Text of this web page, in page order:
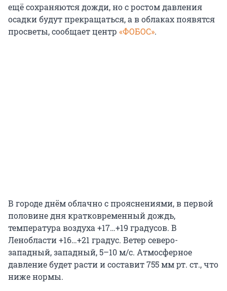
ещё сохраняются дожди, но с ростом давления
осадки будут прекращаться, а в облаках появятся
просветы, сообщает центр «ФОБОС».
В городе днём облачно с прояснениями, в первой
половине дня кратковременный дождь,
температура воздуха +17…+19 градусов. В
Ленобласти +16…+21 градус. Ветер северо-
западный, западный, 5–10 м/с. Атмосферное
давление будет расти и составит 755 мм рт. ст., что
ниже нормы.